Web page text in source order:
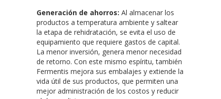
Generación de ahorros: Al almacenar los
productos a temperatura ambiente y saltear
la etapa de rehidratación, se evita el uso de
equipamiento que requiere gastos de capital.
La menor inversión, genera menor necesidad
de retorno. Con este mismo espíritu, también
Fermentis mejora sus embalajes y extiende la
vida útil de sus productos, que permiten una
mejor administración de los costos y reducir